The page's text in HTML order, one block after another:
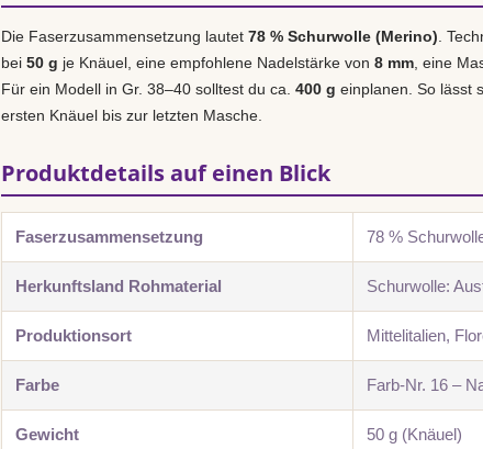
Die Faserzusammensetzung lautet 78 % Schurwolle (Merino) .
bei 50 g je Knäuel, eine empfohlene Nadelstärke von 8 mm , eine
Für ein Modell in Gr. 38–40 solltest du ca. 400 g einplanen. So lässt
ersten Knäuel bis zur letzten Masche.
Produktdetails auf einen Blick
Faserzusammensetzung 78 %
Herkunftsland Rohmaterial Schurwolle:
Produktionsort Mittelitalien,
Farbe Farb-Nr. 16 –
Gewicht 50 g (Knäuel)